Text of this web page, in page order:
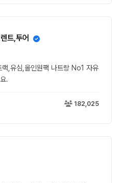
트,투어
,유심,올인원팩 나트랑 No1 자유
.
182,025